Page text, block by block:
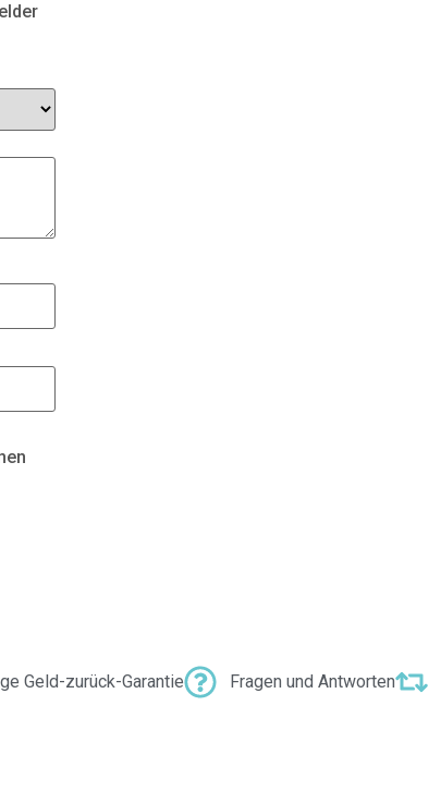
Geld-zurück-Garantie Fragen und Antworten